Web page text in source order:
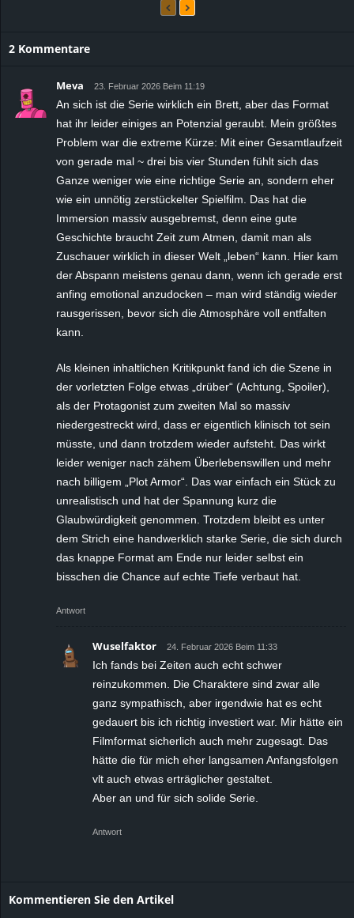
2 Kommentare
Meva 23. Februar 2026 Beim 11:19
An sich ist die Serie wirklich ein Brett, aber das Format
hat ihr leider einiges an Potenzial geraubt. Mein größtes
Problem war die extreme Kürze: Mit einer Gesamtlaufzeit
von gerade mal ~ drei bis vier Stunden fühlt sich das
Ganze weniger wie eine richtige Serie an, sondern eher
wie ein unnötig zerstückelter Spielfilm. Das hat die
Immersion massiv ausgebremst, denn eine gute
Geschichte braucht Zeit zum Atmen, damit man als
Zuschauer wirklich in dieser Welt „leben“ kann. Hier kam
der Abspann meistens genau dann, wenn ich gerade erst
anfing emotional anzudocken – man wird ständig wieder
rausgerissen, bevor sich die Atmosphäre voll entfalten
kann.
Als kleinen inhaltlichen Kritikpunkt fand ich die Szene in
der vorletzten Folge etwas „drüber“ (Achtung, Spoiler),
als der Protagonist zum zweiten Mal so massiv
niedergestreckt wird, dass er eigentlich klinisch tot sein
müsste, und dann trotzdem wieder aufsteht. Das wirkt
leider weniger nach zähem Überlebenswillen und mehr
nach billigem „Plot Armor“. Das war einfach ein Stück zu
unrealistisch und hat der Spannung kurz die
Glaubwürdigkeit genommen. Trotzdem bleibt es unter
dem Strich eine handwerklich starke Serie, die sich durch
das knappe Format am Ende nur leider selbst ein
bisschen die Chance auf echte Tiefe verbaut hat.
Antwort
Wuselfaktor 24. Februar 2026 Beim 11:33
Ich fands bei Zeiten auch echt schwer
reinzukommen. Die Charaktere sind zwar alle
ganz sympathisch, aber irgendwie hat es echt
gedauert bis ich richtig investiert war. Mir hätte ein
Filmformat sicherlich auch mehr zugesagt. Das
hätte die für mich eher langsamen Anfangsfolgen
vlt auch etwas erträglicher gestaltet.
Aber an und für sich solide Serie.
Antwort
Kommentieren Sie den Artikel